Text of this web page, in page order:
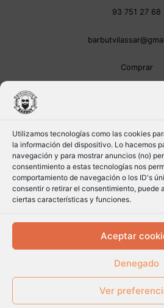
Utilizamos tecnologías como las cookies
la información del dispositivo. Lo hacemos
navegación y para mostrar anuncios (no)
consentimiento a estas tecnologías nos
comportamiento de navegación o los ID's
consentir o retirar el consentimiento, puede
ciertas características y funciones.
Aceptar
Denegado
Ver
93 751 27 68
Comprar
Copyright © 2026 Frankfurt Barbut